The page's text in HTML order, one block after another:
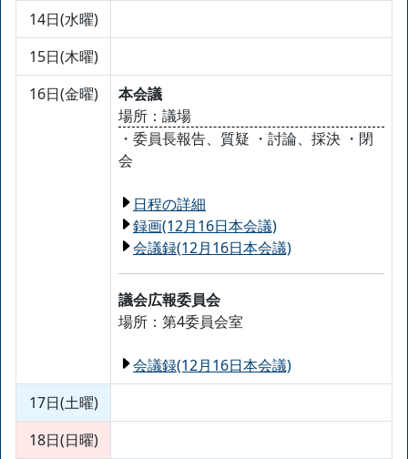
14日(水曜)
15日(木曜)
16日(金曜)
本会議
場所：議場
・委員長報告、質疑 ・討論、採決 ・閉
会
日程の詳細
録画(12月16日本会議)
会議録(12月16日本会議)
議会広報委員会
場所：第4委員会室
会議録(12月16日本会議)
17日(土曜)
18日(日曜)